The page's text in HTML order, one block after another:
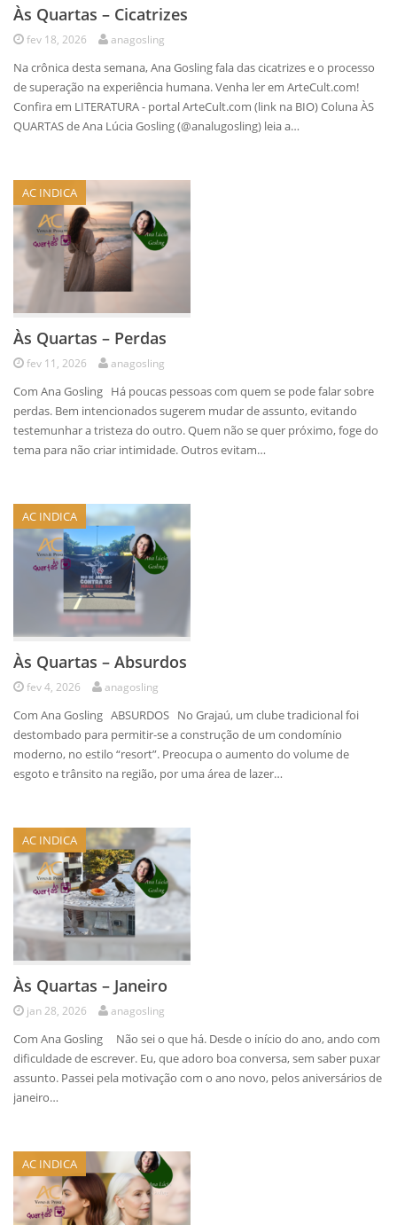
Às Quartas – Cicatrizes
fev 18, 2026 anagosling
Na crônica desta semana, Ana Gosling fala das cicatrizes e o processo
de superação na experiência humana. Venha ler em ArteCult.com!
Confira em LITERATURA - portal ArteCult.com (link na BIO) Coluna ÀS
QUARTAS de Ana Lúcia Gosling (@analugosling) leia a…
AC INDICA
Às Quartas – Perdas
fev 11, 2026 anagosling
Com Ana Gosling Há poucas pessoas com quem se pode falar sobre
perdas. Bem intencionados sugerem mudar de assunto, evitando
testemunhar a tristeza do outro. Quem não se quer próximo, foge do
tema para não criar intimidade. Outros evitam…
AC INDICA
Às Quartas – Absurdos
fev 4, 2026 anagosling
Com Ana Gosling ABSURDOS No Grajaú, um clube tradicional foi
destombado para permitir-se a construção de um condomínio
moderno, no estilo “resort”. Preocupa o aumento do volume de
esgoto e trânsito na região, por uma área de lazer…
AC INDICA
Às Quartas – Janeiro
jan 28, 2026 anagosling
Com Ana Gosling Não sei o que há. Desde o início do ano, ando com
dificuldade de escrever. Eu, que adoro boa conversa, sem saber puxar
assunto. Passei pela motivação com o ano novo, pelos aniversários de
janeiro…
AC INDICA